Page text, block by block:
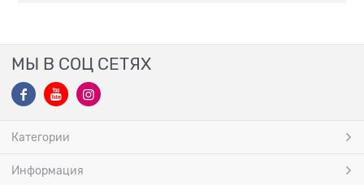
МЫ В СОЦ СЕТЯХ
Категории
Информация